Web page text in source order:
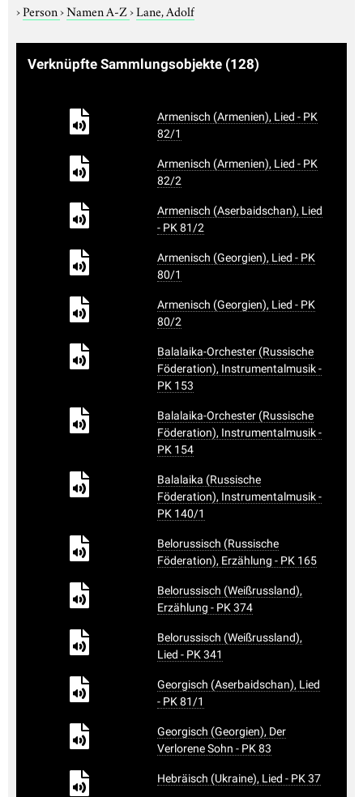
›Person›Namen A-Z›Lane, Adolf
Verknüpfte Sammlungsobjekte (128)
Armenisch (Armenien), Lied - PK
82/1
Armenisch (Armenien), Lied - PK
82/2
Armenisch (Aserbaidschan), Lied
- PK 81/2
Armenisch (Georgien), Lied - PK
80/1
Armenisch (Georgien), Lied - PK
80/2
Balalaika-Orchester (Russische
Föderation), Instrumentalmusik -
PK 153
Balalaika-Orchester (Russische
Föderation), Instrumentalmusik -
PK 154
Balalaika (Russische
Föderation), Instrumentalmusik -
PK 140/1
Belorussisch (Russische
Föderation), Erzählung - PK 165
Belorussisch (Weißrussland),
Erzählung - PK 374
Belorussisch (Weißrussland),
Lied - PK 341
Georgisch (Aserbaidschan), Lied
- PK 81/1
Georgisch (Georgien), Der
Verlorene Sohn - PK 83
Hebräisch (Ukraine), Lied - PK 37